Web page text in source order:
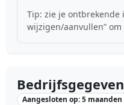
Tip: zie je ontbrekende
wijzigen/aanvullen”
Aangesloten op: 5